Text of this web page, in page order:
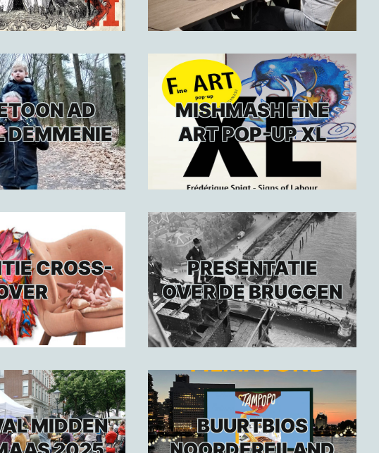
AD
DEMMENIE
MISHMASH FINE
ART POP-UP XL
CROSS-
PRESENTATIE
OVER DE BRUGGEN
MIDDEN
BUURTBIOS